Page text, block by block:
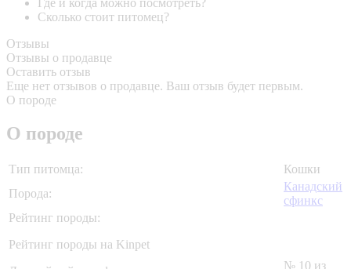
Где и когда можно посмотреть?
Сколько стоит питомец?
Отзывы
Отзывы о продавце
Оставить отзыв
Еще нет отзывов о продавце. Ваш отзыв будет первым.
О породе
О породе
Тип питомца:
Кошки
Порода:
Канадский
сфинкс
Рейтинг породы:
Рейтинг породы на Kinpet
№ 10 из